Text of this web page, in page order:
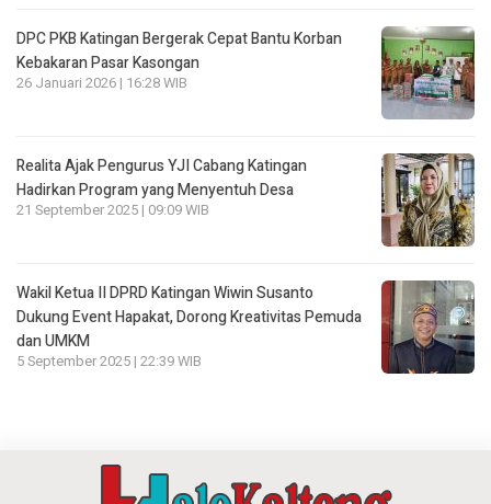
DPC PKB Katingan Bergerak Cepat Bantu Korban
Kebakaran Pasar Kasongan
26 Januari 2026 | 16:28 WIB
Realita Ajak Pengurus YJI Cabang Katingan
Hadirkan Program yang Menyentuh Desa
21 September 2025 | 09:09 WIB
Wakil Ketua II DPRD Katingan Wiwin Susanto
Dukung Event Hapakat, Dorong Kreativitas Pemuda
dan UMKM
5 September 2025 | 22:39 WIB